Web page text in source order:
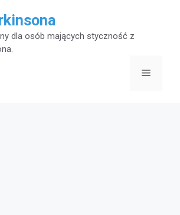
dla osób mających styczność z
Menu